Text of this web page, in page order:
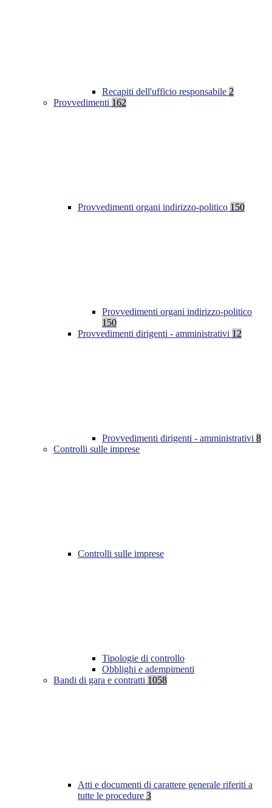
Recapiti dell'ufficio responsabile 2
Provvedimenti 162
Provvedimenti organi indirizzo-politico 150
Provvedimenti organi indirizzo-politico
150
Provvedimenti dirigenti - amministrativi 12
Provvedimenti dirigenti - amministrativi 8
Controlli sulle imprese
Controlli sulle imprese
Tipologie di controllo
Obblighi e adempimenti
Bandi di gara e contratti 1058
Atti e documenti di carattere generale riferiti a
tutte le procedure 3